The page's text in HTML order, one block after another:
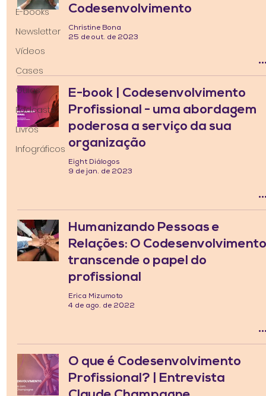
E-books
Newsletter
Vídeos
Cases
Guias
Podcasts
Livros
Infográficos
Codesenvolvimento
Christine Bona
25 de out. de 2023
E-book | Codesenvolvimento
Profissional - uma abordagem
poderosa a serviço da sua
organização
Eight Diálogos
9 de jan. de 2023
Humanizando Pessoas e
Relações: O
transcende o papel do
profissional
Erica Mizumoto
4 de ago. de 2022
O que é Codesenvolvimento
Profissional? | Entrevista